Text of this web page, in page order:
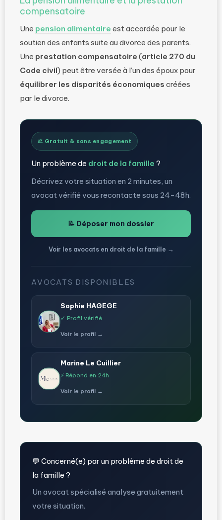
compensatoire
Une pension alimentaire est accordée pour le
soutien des enfants suite au divorce des parents.
Une prestation compensatoire (article 270 du
Code civil) peut être versée à l’un des époux pour
équilibrer les disparités économiques créées
par le divorce.
⚖️ Gratuit & sans engagement
Un problème de droit de la famille ?
Décrivez votre situation en 2 minutes, un
avocat vérifié vous recontacte sous 24-48h.
📝 Déposer mon dossier
Voir les avocats en droit de la famille →
AVOCATS DISPONIBLES
Sophie HAGEGE
✓ Profil vérifié
Voir le profil →
Marine Le Cuillier
⚡ Répond en 24h
Voir le profil →
💬 Concerné(e) par un problème de droit de
la famille ?
Un avocat spécialisé analyse gratuitement
votre situation.